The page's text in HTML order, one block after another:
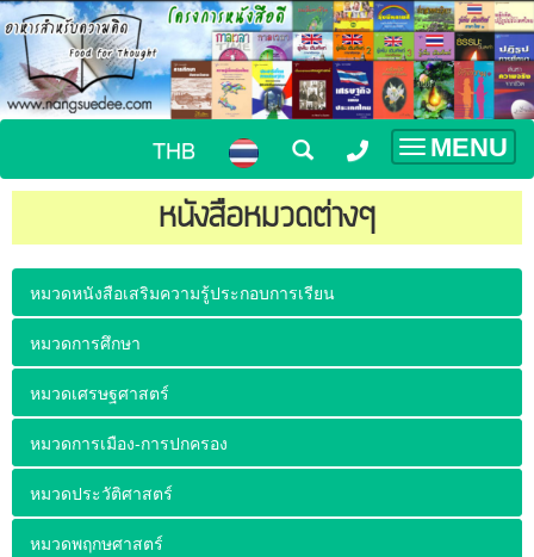
Toggle
MENU
THB
หนังสือหมวดต่างๆ
หมวดหนังสือเสริมความรู้ประกอบการเรียน
หมวดการศึกษา
หมวดเศรษฐศาสตร์
หมวดการเมือง-การปกครอง
หมวดประวัติศาสตร์
หมวดพฤกษศาสตร์